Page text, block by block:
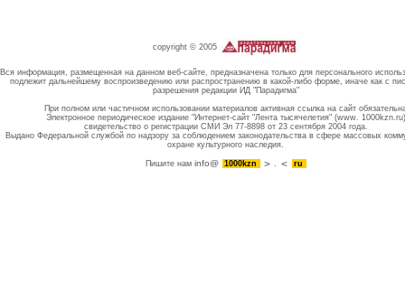
copyright © 2005
Вся информация, размещенная на данном веб-сайте, предназначена только для персонального
подлежит дальнейшему воспроизведению или распространению в какой-либо форме, иначе как с
разрешения редакции ИД "Парадигма"
При полном или частичном использовании материалов активная ссылка на сайт
Электронное периодическое издание "Интернет-сайт "Лента тысячелетия" (www. 1000kzn.ru)
свидетельство о регистрации СМИ Эл 77-8898 от 23 сентября 2004 года.
Выдано Федеральной службой по надзору за соблюдением законодательства в сфере массовых
охране культурного наследия.
Пишите намinfo@ 1000kzn . ru